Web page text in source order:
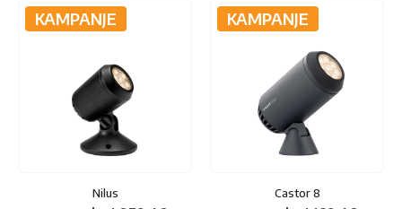
KAMPANJE
Nilus
KAMPANJE
Castor 8